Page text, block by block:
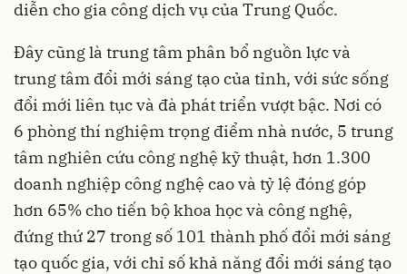
diễn cho gia công dịch vụ của Trung Quốc.
Đây cũng là trung tâm phân bổ nguồn lực và
trung tâm đổi mới sáng tạo của tỉnh, với sức sống
đổi mới liên tục và đà phát triển vượt bậc. Nơi có
6 phòng thí nghiệm trọng điểm nhà nước, 5 trung
tâm nghiên cứu công nghệ kỹ thuật, hơn 1.300
doanh nghiệp công nghệ cao và tỷ lệ đóng góp
hơn 65% cho tiến bộ khoa học và công nghệ,
đứng thứ 27 trong số 101 thành phố đổi mới sáng
tạo quốc gia, với chỉ số khả năng đổi mới sáng tạo